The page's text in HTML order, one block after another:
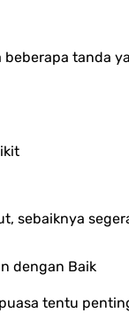
tanda
sebaiknya
dengan Baik
tentu